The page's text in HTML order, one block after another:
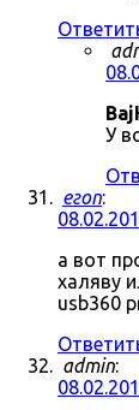
У
егоп:
а вот
халяву
usb360
admin: